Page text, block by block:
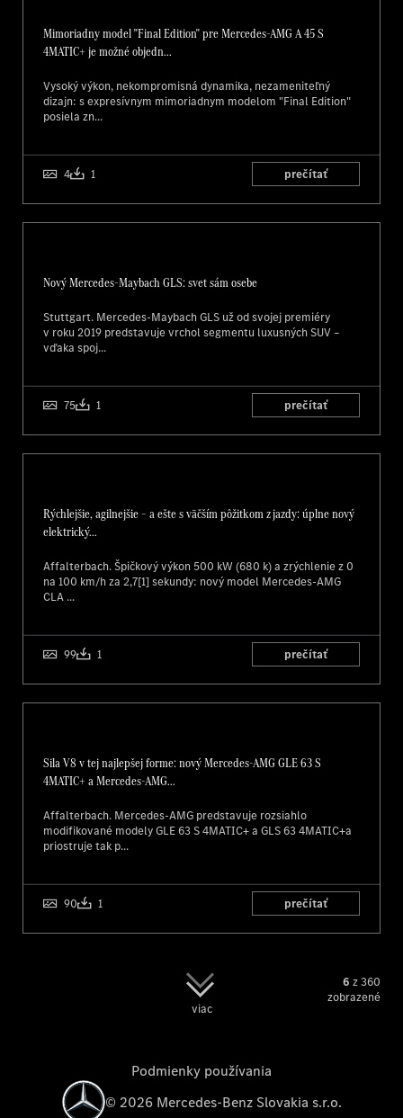
Mimoriadny model "Final Edition" pre Mercedes-AMG A 45 S
4MATIC+ je možné objedn...
Vysoký výkon, nekompromisná dynamika, nezameniteľný
dizajn: s expresívnym mimoriadnym modelom "Final Edition"
posiela zn...
4 1 prečítať
Nový Mercedes-Maybach GLS: svet sám osebe
Stuttgart. Mercedes‑Maybach GLS už od svojej premiéry
v roku 2019 predstavuje vrchol segmentu luxusných SUV –
vďaka spoj...
75 1 prečítať
Rýchlejšie, agilnejšie – a ešte s väčším pôžitkom z jazdy: úplne nový
elektrický...
Affalterbach. Špičkový výkon 500 kW (680 k) a zrýchlenie z 0
na 100 km/h za 2,7[1] sekundy: nový model Mercedes-AMG
CLA ...
99 1 prečítať
Sila V8 v tej najlepšej forme: nový Mercedes‑AMG GLE 63 S
4MATIC+ a Mercedes‑AMG...
Affalterbach. Mercedes-AMG predstavuje rozsiahlo
modifikované modely GLE 63 S 4MATIC+ a GLS 63 4MATIC+a
priostruje tak p...
90 1 prečítať
viac
6 z360
zobrazené
© 2026 Mercedes-Benz Slovakia s.r.o.
Podmienky používania